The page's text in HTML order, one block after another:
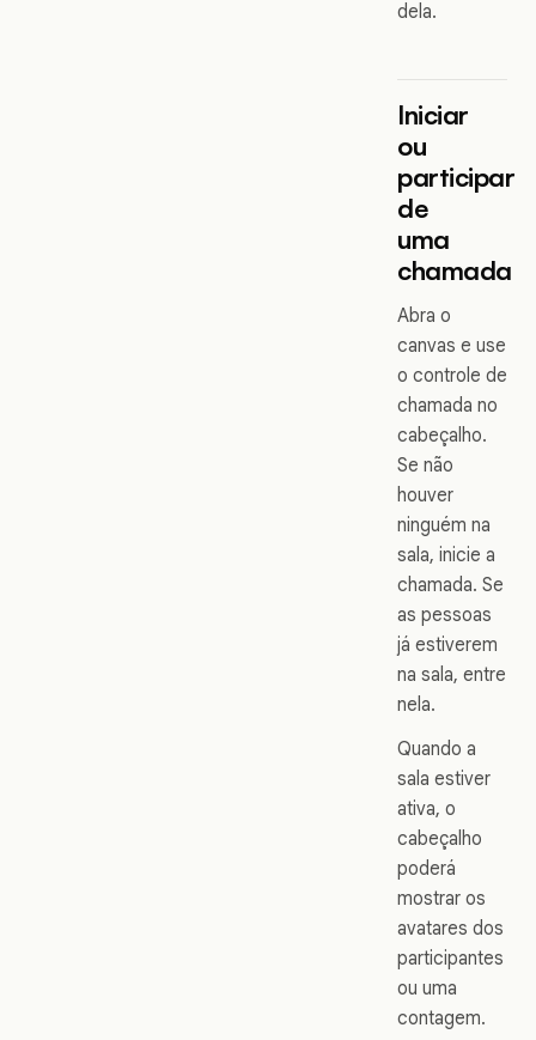
dela.
Iniciar
ou
participar
de
uma
chamada
Abra o
canvas e use
o controle de
chamada no
cabeçalho.
Se não
houver
ninguém na
sala, inicie a
chamada. Se
as pessoas
já estiverem
na sala, entre
nela.
Quando a
sala estiver
ativa, o
cabeçalho
poderá
mostrar os
avatares dos
participantes
ou uma
contagem.